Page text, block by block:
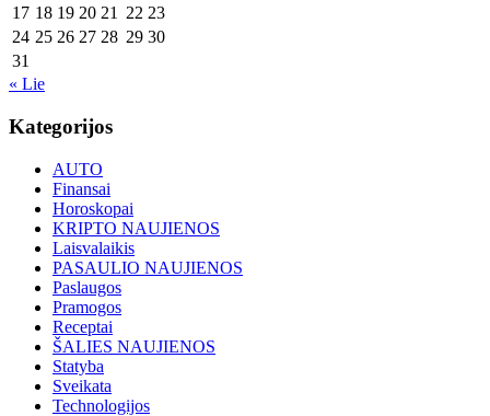
17 18 19 20 21 22 23
24 25 26 27 28 29 30
31
« Lie
Kategorijos
AUTO
Finansai
Horoskopai
KRIPTO NAUJIENOS
Laisvalaikis
PASAULIO NAUJIENOS
Paslaugos
Pramogos
Receptai
ŠALIES NAUJIENOS
Statyba
Sveikata
Technologijos